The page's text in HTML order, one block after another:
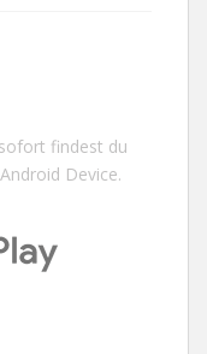
findest du
Device.